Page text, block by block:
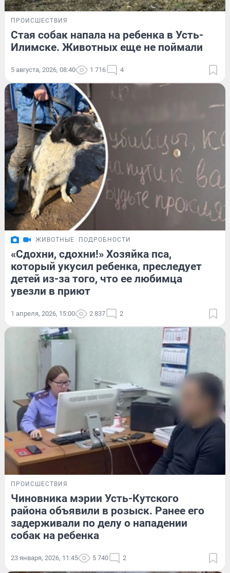
ПРОИСШЕСТВИЯ
Стая собак напала на ребенка в Усть-
Илимске. Животных еще не поймали
5 августа, 2026, 08:40 1 716 4
ЖИВОТНЫЕ ПОДРОБНОСТИ
«Сдохни, сдохни!» Хозяйка пса,
который укусил ребенка, преследует
детей из-за того, что ее любимца
увезли в приют
1 апреля, 2026, 15:00 2 837 2
ПРОИСШЕСТВИЯ
Чиновника мэрии Усть-Кутского
района объявили в розыск. Ранее его
задерживали по делу о нападении
собак на ребенка
23 января, 2026, 11:45 5 740 2